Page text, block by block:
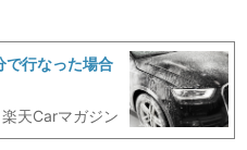
で行なった場合
楽天Carマガジン